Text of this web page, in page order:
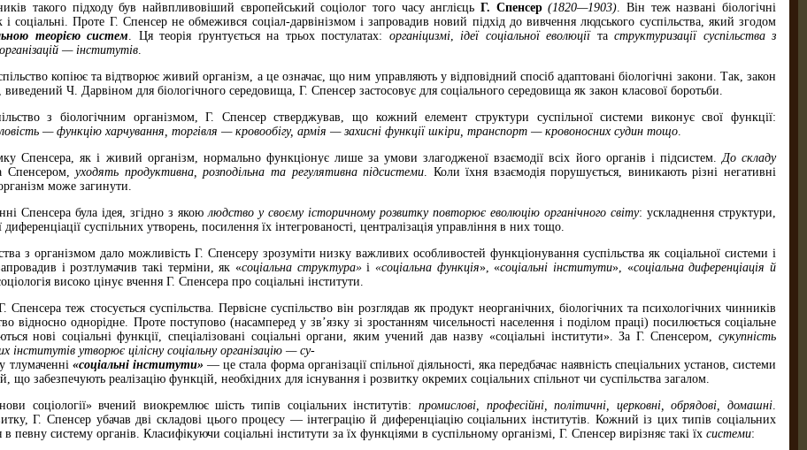
такого підходу був найвпливо­віший європейський соціолог того часу англієць Г. Спенсер (1820—1903). Він теж названі біологічні
соціальні. Проте Г. Спенсер не обмежився соціал-дарвінізмом і запровадив новий підхід до вивчення людського суспільства, який згодом
теорією систем. Ця теорія ґрунтується на трьох постулатах: органіцизмі, ідеї соціальної еволюціїта структуризації суспільства з
— інститутів.
копіює та відтворює живий організм, а це означає, що ним управляють у відповідний спосіб адаптовані біологічні закони. Так, закон
виведений Ч. Дарвіном для біологічного середовища, Г. Спенсер зас­тосовує для соціального середовища як закон класової боротьби.
з біологічним організмом, Г. Спен­сер стверджував, що кожний елемент структури суспільної системи виконує свої функції:
— функцію харчування, торгівля — кровообігу, армія — захисні функції шкіри, транспорт — кровоносних судин тощо.
Спенсера, як і живий організм, нормально функціонує лише за умови злагодженої взаємодії всіх його органів і підсистем.До складу
Спенсером,уходять продуктивна, розподільна та регулятивна підсис­теми. Коли їхня взаємодія порушується, виникають різні негативні
може загинути.
Спенсера була ідея, згідно з якоюлюдство у своєму історичному розвитку повторює еволюцію органіч­ного світу: ускладнення структури,
суспільних утворень, посилення їх інтегрованості, централізація управління в них тощо.
з організмом дало можливість Г. Спен­серу зрозуміти низку важливих особливостей функціонування суспільства як соціальної системи і
і розтлумачив такі терміни, як «соціальна структура»і «соціальна функція», «соціальні інститути», «соціальна диференціація й
високо цінує вчення Г. Спенсера про соціальні інститути.
Спенсера теж стосується суспільства. Первісне суспільство він розглядав як продукт неорганічних, біологічних та психологічних чинників
відносно однорідне. Проте поступово (насамперед у зв’язку зі зростанням чисельності населення і поділом праці) посилюється соціальне
нові соціальні функції, спеціалізовані соціальні органи, яким учений дав назву «соціальні інститути». За Г. Спенсером, сукупність
інститутів утворює цілісну соціальну організацію — су-
тлумаченні «соціальні інститути» — це стала форма організації спільної діяльності, яка передбачає наявність спеціальних установ, системи
що забезпечують реалізацію функцій, необхідних для існування і розвитку окремих соціальних спільнот чи суспільства загалом.
соціології» вчений виокремлює шість типів соціальних інститутів: промислові, професійні, політичні, церковні, обрядові, домашні.
Г. Спенсер убачав дві складові цього процесу — інтеграцію й диференціацію соціальних інститутів. Кожний із цих типів соціальних
в певну систему органів. Класифікуючи соціальні інститути за їх функціями в суспільному організмі, Г. Спенсер вирізняє такі їх системи: